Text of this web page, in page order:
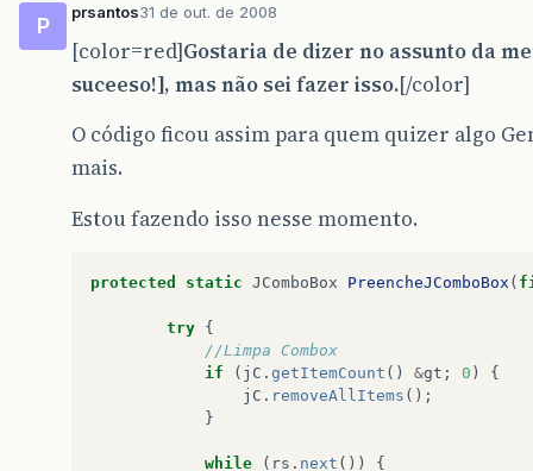
P
prsantos31 de out. de 2008
[color=red]Gostaria de dizer no assunto da
suceeso!], mas não sei fazer isso.[/color]
O código ficou assim para quem quizer algo
mais.
Estou fazendo isso nesse momento.
protected static JComboBox PreencheJComboBox (
try {
//Limpa Combox
if
( jC . getItemCount () &gt ; 0 )
{
jC . removeAllItems ();
}
while ( rs . next ()) {